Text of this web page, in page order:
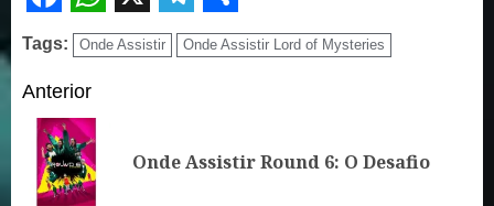
Facebook
WhatsApp
X Telegram
Share
Tags: Onde Assistir Onde Assistir Lord of Mysteries
Continue
Reading
Anterior
Onde Assistir Round 6: O Desafio